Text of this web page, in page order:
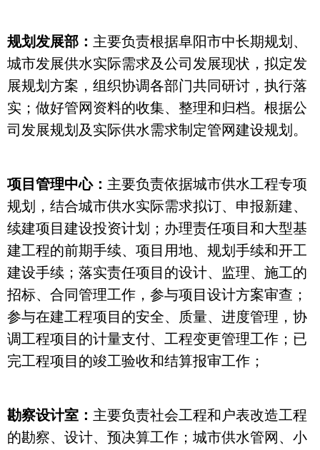
规划发展部： 主要负责根据阜阳市中长期规划、
城市发展供水实际需求及公司发展现状，拟定发
展规划方案，组织协调各部门共同研讨，执行落
实；做好管网资料的收集、整理和归档。根据公
司发展规划及实际供水需求制定管网建设规划。
项目管理中心： 主要负责依据城市供水工程专项
规划，结合城市供水实际需求拟订、申报新建、
续建项目建设投资计划；办理责任项目和大型基
建工程的前期手续、项目用地、规划手续和开工
建设手续；落实责任项目的设计、监理、施工的
招标、合同管理工作，参与项目设计方案审查；
参与在建工程项目的安全、质量、进度管理，协
调工程项目的计量支付、工程变更管理工作；已
完工程项目的竣工验收和结算报审工作；
勘察设计室： 主要负责社会工程和户表改造工程
的勘察、设计、预决算工作；城市供水管网、小